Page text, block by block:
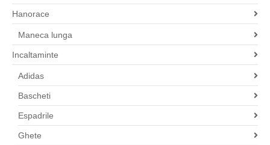
Hanorace
Maneca lunga
Incaltaminte
Adidas
Bascheti
Espadrile
Ghete